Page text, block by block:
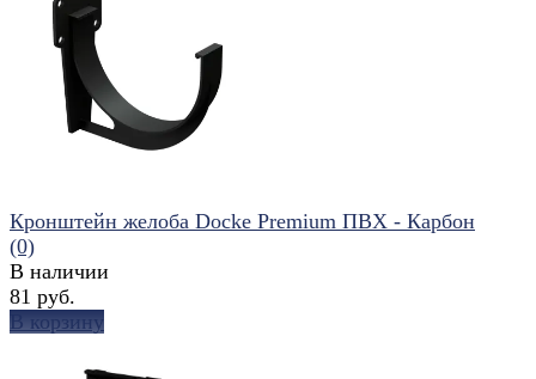
избранное
Кронштейн желоба Docke Premium ПВХ - Карбон
(0)
В наличии
81 руб.
В корзину